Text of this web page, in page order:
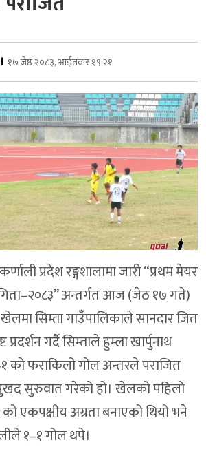
१७ जेष्ठ २०८३, आईतवार १९:२१
प्रदेश रङ्गशालामा जारी “प्रथम मेयर
अन्तर्गत आज (जेठ १७ गते)
सिम्ता गाउँपालिकाले सानदार जित
प्रदर्शन गर्दै सिम्ताले हुम्ला खार्पुनाथ
को फराकिलो गोल अन्तरले पराजित
सुखद सुरुवात गरेको हो। खेलको पहिलो
एकपक्षीय अग्रता बनाएको थियो भने
१–१ गोल थपे।